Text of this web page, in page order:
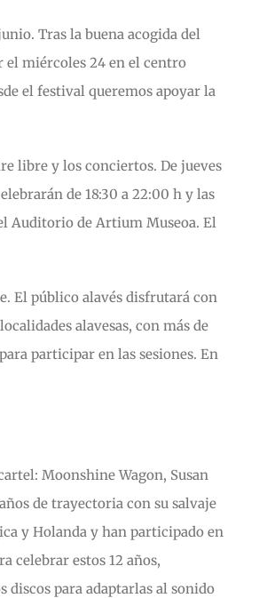
Tras la buena acogida del
el miércoles 24 en el centro
el festival queremos apoyar la
libre y los conciertos. De jueves
de 18:30 a 22:00 h y las
Auditorio de Artium Museoa. El
El público alavés disfrutará con
alavesas, con más de
participar en las sesiones. En
Moonshine Wagon, Susan
de trayectoria con su salvaje
y Holanda y han participado en
celebrar estos 12 años,
discos para adaptarlas al sonido